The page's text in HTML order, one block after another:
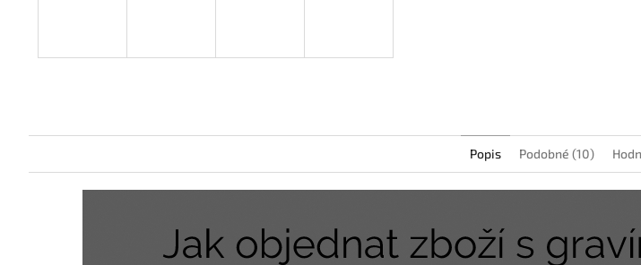
Popis Podobné (10)